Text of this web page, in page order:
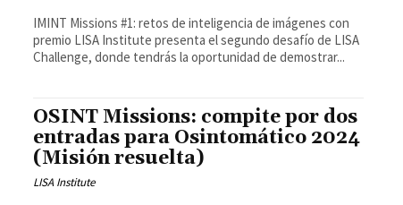
IMINT Missions #1: retos de inteligencia de imágenes con
premio LISA Institute presenta el segundo desafío de LISA
Challenge, donde tendrás la oportunidad de demostrar...
OSINT Missions: compite por dos
entradas para Osintomático 2024
(Misión resuelta)
LISA Institute